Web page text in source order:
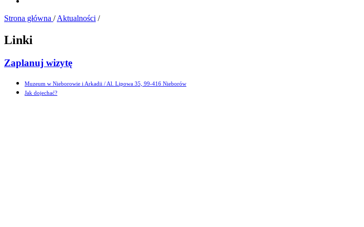
Strona główna / Aktualności /
Linki
Zaplanuj wizytę
Muzeum w Nieborowie i Arkadii / Al. Lipowa 35, 99-416 Nieborów
Jak dojechać?